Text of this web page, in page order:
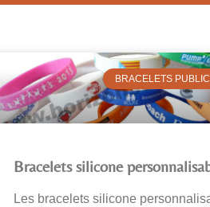
BRACELETS
Bracelets silicone
Les bracelets silicone